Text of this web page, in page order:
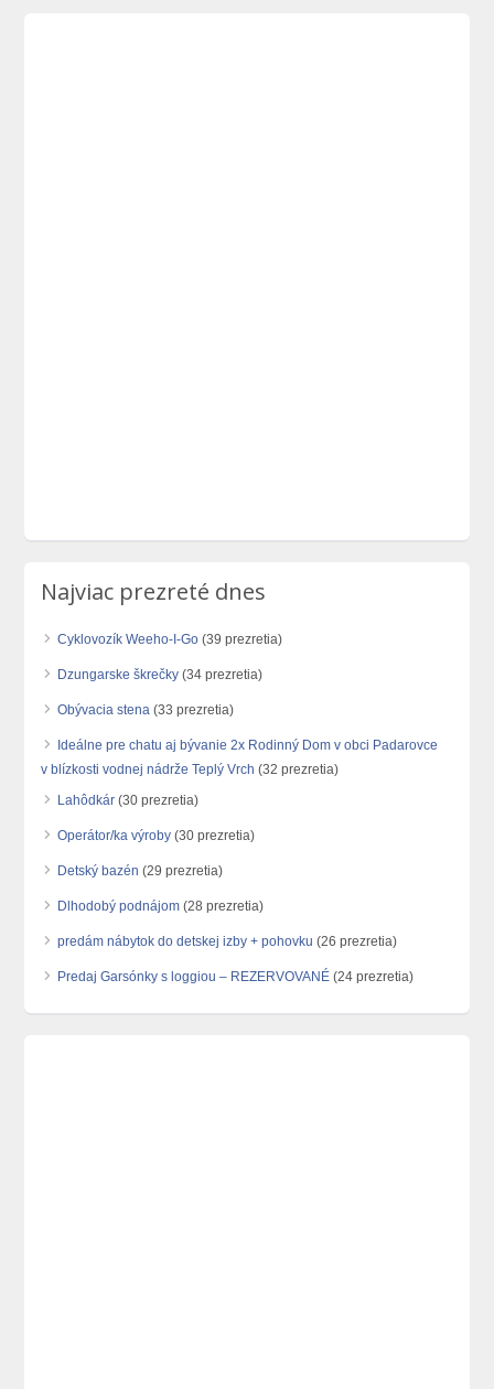
Najviac prezreté dnes
Cyklovozík Weeho-I-Go (39 prezretia)
Dzungarske škrečky (34 prezretia)
Obývacia stena (33 prezretia)
Ideálne pre chatu aj bývanie 2x Rodinný Dom v obci Padarovce
v blízkosti vodnej nádrže Teplý Vrch (32 prezretia)
Lahôdkár (30 prezretia)
Operátor/ka výroby (30 prezretia)
Detský bazén (29 prezretia)
Dlhodobý podnájom (28 prezretia)
predám nábytok do detskej izby + pohovku (26 prezretia)
Predaj Garsónky s loggiou – REZERVOVANÉ (24 prezretia)